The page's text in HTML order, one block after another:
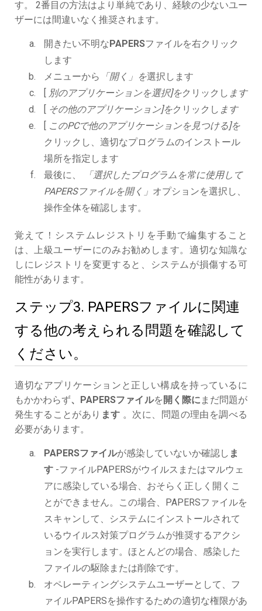
す。 2番目の方法はより単純であり、経験の少ないユー
ザーには間違いなく推奨されます。
開きたい不明なPAPERSファイルを右クリック
します
メニューから
「開く」を選択します
[ 別のアプリケーションを選択]をクリックし ます
[ その他のアプリケーション]をクリックし ます
[ このPCで他のアプリケーションを見つける]を
クリックし、適切なプログラムのインストール
場所を指定します
最後に、
「選択したプログラムを常に使用して
PAPERSファイルを開く」 オプションを選択し、
操作全体を確認します。
覚えて！システムレジストリを手動で編集すること
は、上級ユーザーにのみお勧めします。適切な知識な
しにレジストリを変更すると、システムが損傷する可
能性があります。
ステップ3. PAPERSファイルに関連
する他の考えられる問題を確認して
ください。
適切なアプリケーションと正しい構成を持っているに
もかかわらず、PAPERSファイルを 開く際に まだ問題が
発生することがあり ます 。次に、問題の理由を調べる
必要があります。
PAPERSファイルが感染していないか確認し ま
す -ファイルPAPERSがウイルスまたはマルウェ
アに感染している場合、おそらく正しく開くこ
とができません。この場合、PAPERSファイルを
スキャンして、システムにインストールされて
いるウイルス対策プログラムが推奨するアクシ
ョンを実行します。ほとんどの場合、感染した
ファイルの駆除または削除です。
オペレーティングシステムユーザーとして、フ
ァイルPAPERSを操作するための適切な権限があ